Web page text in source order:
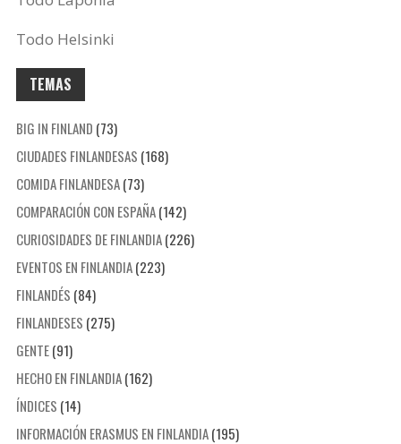
Todo Helsinki
TEMAS
BIG IN FINLAND (73)
CIUDADES FINLANDESAS (168)
COMIDA FINLANDESA(73)
COMPARACIÓN CON ESPAÑA(142)
CURIOSIDADES DE FINLANDIA(226)
EVENTOS EN FINLANDIA(223)
FINLANDÉS (84)
FINLANDESES (275)
GENTE(91)
HECHO EN FINLANDIA(162)
ÍNDICES (14)
INFORMACIÓN ERASMUS EN FINLANDIA(195)